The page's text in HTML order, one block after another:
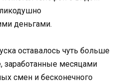
деньгами.
оставалось чуть больше
заработанные месяцами
смен и бесконечного